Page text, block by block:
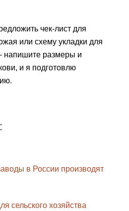
чек-лист для
или схему укладки для
напишите размеры и
и я подготовлю
в России производят
сельского хозяйства